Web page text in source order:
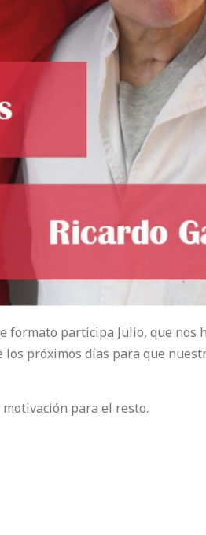
formato participa Julio, que nos
próximos días para que
para el resto.